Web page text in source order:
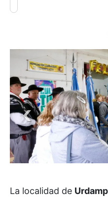
La localidad de